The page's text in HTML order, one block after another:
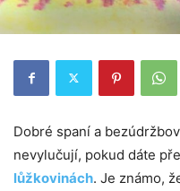
Dobré spaní a
nevylučují, pokud dáte
lůžkovinách. Je známo,